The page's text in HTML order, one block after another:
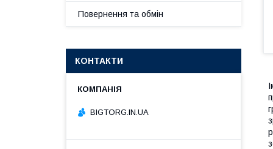
Повернення та обмін
КОНТАКТИ
BIGTORG.IN.UA